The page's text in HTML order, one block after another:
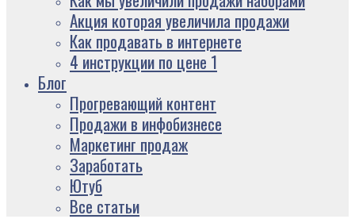
Акция которая увеличила продажи
Как продавать в интернете
4 инструкции по цене 1
Блог
Прогревающий контент
Продажи в инфобизнесе
Маркетинг продаж
Заработать
Ютуб
Все статьи